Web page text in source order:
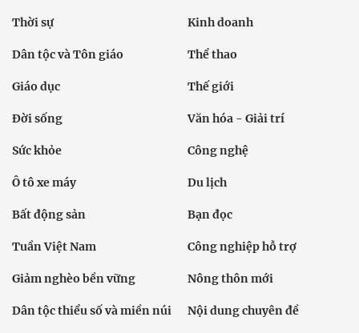
Thời sự Kinh doanh
Dân tộc và Tôn giáo Thể thao
Giáo dục Thế giới
Đời sống Văn hóa - Giải trí
Sức khỏe Công nghệ
Ô tô xe máy Du lịch
Bất động sản Bạn đọc
Tuần Việt Nam Công nghiệp hỗ trợ
Giảm nghèo bền vững Nông thôn mới
Dân tộc thiểu số và miền núi Nội dung chuyên đề